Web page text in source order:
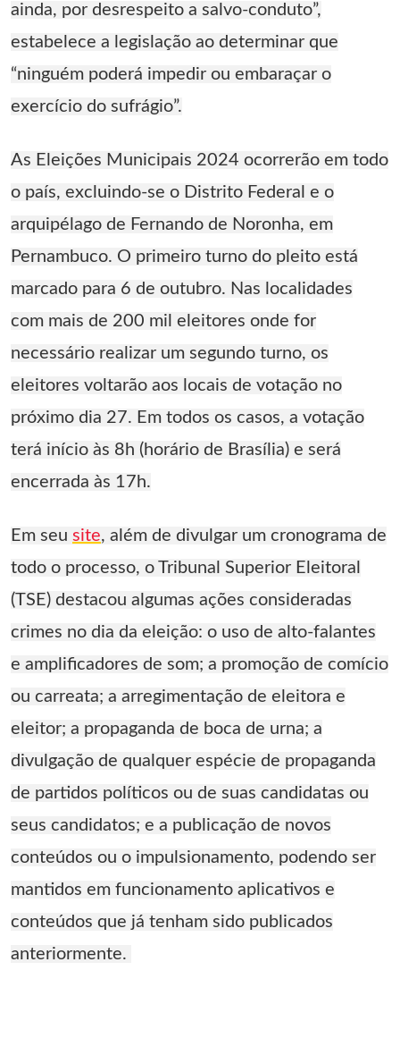
ainda, por desrespeito a salvo-conduto”,
estabelece a legislação ao determinar que
“ninguém poderá impedir ou embaraçar o
exercício do sufrágio”.
As Eleições Municipais 2024 ocorrerão em todo
o país, excluindo-se o Distrito Federal e o
arquipélago de Fernando de Noronha, em
Pernambuco. O primeiro turno do pleito está
marcado para 6 de outubro. Nas localidades
com mais de 200 mil eleitores onde for
necessário realizar um segundo turno, os
eleitores voltarão aos locais de votação no
próximo dia 27. Em todos os casos, a votação
terá início às 8h (horário de Brasília) e será
encerrada às 17h.
Em seu site, além de divulgar um cronograma de
todo o processo, o Tribunal Superior Eleitoral
(TSE) destacou algumas ações consideradas
crimes no dia da eleição: o uso de alto-falantes
e amplificadores de som; a promoção de comício
ou carreata; a arregimentação de eleitora e
eleitor; a propaganda de boca de urna; a
divulgação de qualquer espécie de propaganda
de partidos políticos ou de suas candidatas ou
seus candidatos; e a publicação de novos
conteúdos ou o impulsionamento, podendo ser
mantidos em funcionamento aplicativos e
conteúdos que já tenham sido publicados
anteriormente.